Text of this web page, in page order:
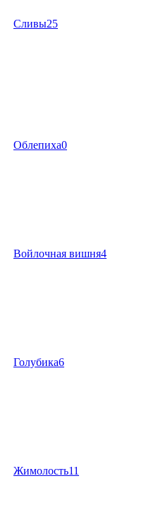
Сливы25
Облепиха0
Войлочная вишня4
Голубика6
Жимолость11